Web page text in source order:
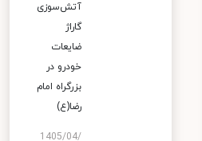
آتش‌سوزی
گاراژ
ضایعات
خودرو در
بزرگراه امام
رضا(ع)
1405/04/